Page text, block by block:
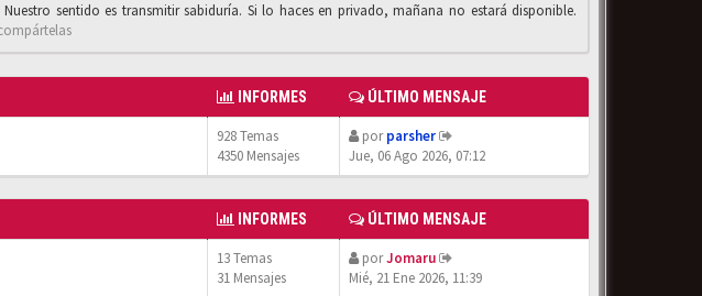
Nuestro sentido es transmitir sabiduría. Si lo haces en privado, mañana no estará disponible.
INFORMES ÚLTIMO MENSAJE
928 Temas
4350 Mensajes
porparsher
Jue, 06 Ago 2026, 07:12
INFORMES ÚLTIMO MENSAJE
13 Temas
31 Mensajes
porJomaru
Mié, 21 Ene 2026, 11:39